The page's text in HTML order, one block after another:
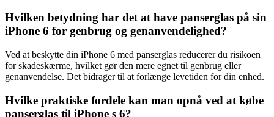
Hvilken betydning har det at have panserglas på sin
iPhone 6 for genbrug og genanvendelighed?
Ved at beskytte din iPhone 6 med panserglas reducerer du risikoen
for skadeskærme, hvilket gør den mere egnet til genbrug eller
genanvendelse. Det bidrager til at forlænge levetiden for din enhed.
Hvilke praktiske fordele kan man opnå ved at købe
panserglas til iPhone s 6?